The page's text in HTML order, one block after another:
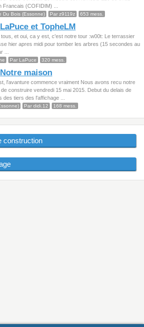
Francais (COFIDIM) ...
Du Bois (Essonne) Par z9119z 653 mess.
LaPuce et TopheLM
tous, et oui, ca y est, c'est notre tour :w00t: Le terrassier
hier apres midi pour tomber les arbres (15 secondes au
...
Par LaPuce 320 mess.
Notre maison
l'avanture commence vraiment Nous avons recu notre
construire vendredi 15 mai 2015. Debut du delais de
des tiers des l'affichage ...
Par didi.12 168 mess.
construction